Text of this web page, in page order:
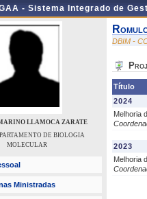
- Sistema Integrado de
LLAMOCA ZARATE
DE BIOLOGIA
MOLECULAR
Ministradas
DBIM -
Título
2024
Melhoria
2023
Melhoria